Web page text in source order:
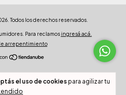
el uso de cookies para agilizar tu
Todos los derechos reservados.
Para reclamos ingresá acá.
arrepentimiento